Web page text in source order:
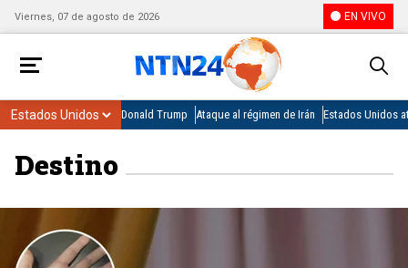
Viernes, 07 de agosto de 2026 EN VIVO
Donald Trump Ataque al régimen de Irán Estados Unidos
Destino